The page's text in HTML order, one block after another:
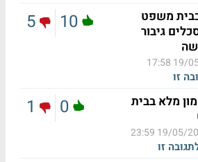
משפט
גיבור
19/05/
זו
10
5
מלא בבית
19/05/2026
זו
0
1